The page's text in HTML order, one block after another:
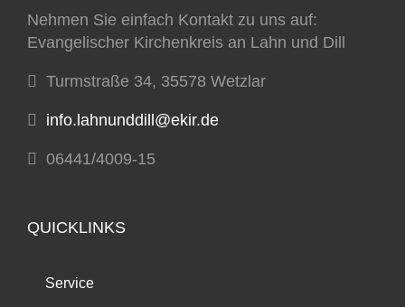
Nehmen Sie einfach Kontakt zu uns auf:
Evangelischer Kirchenkreis an Lahn und Dill
Turmstraße 34, 35578 Wetzlar
info.lahnunddill@ekir.de
06441/4009-15
QUICKLINKS
Service